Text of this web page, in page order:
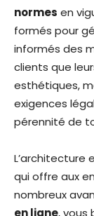
normes en
formés pour
informés des
clients que
esthétiques,
exigences
pérennité de
L’architecture
qui offre aux
nombreux
en ligne, vous